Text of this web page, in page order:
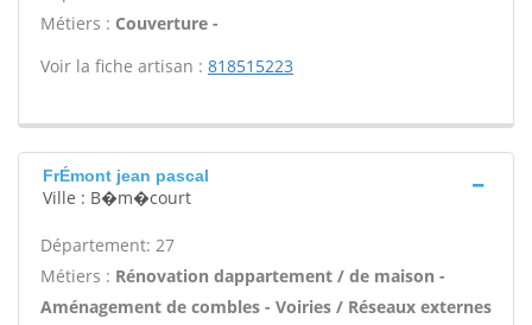
Métiers : Couverture -
Voir la fiche artisan : 818515223
FrÉmont jean pascal
Ville : B�m�court
Département: 27
Métiers : Rénovation dappartement / de maison -
Aménagement de combles - Voiries / Réseaux externes